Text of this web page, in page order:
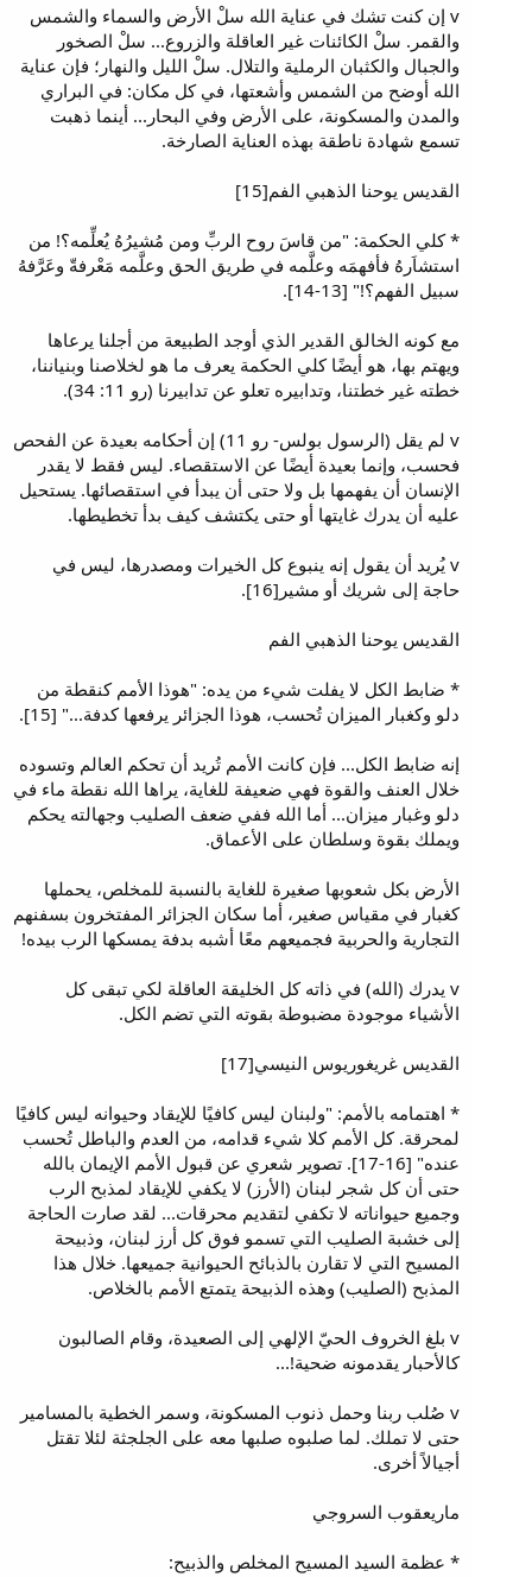
v إن كنت تشك في عناية الله سلْ الأرض والسماء والشمس
والقمر. سلْ الكائنات غير العاقلة والزروع... سلْ الصخور
والجبال والكثبان الرملية والتلال. سلْ الليل والنهار؛ فإن عناية
الله أوضح من الشمس وأشعتها، في كل مكان: في البراري
والمدن والمسكونة، على الأرض وفي البحار... أينما ذهبت
تسمع شهادة ناطقة بهذه العناية الصارخة.
القديس يوحنا الذهبي الفم[15]
* كلي الحكمة: "من قاسَ روح الربِّ ومن مُشيرُهُ يُعلِّمه؟! من
استشاَرهُ فأفهمَه وعلَّمه في طريق الحق وعلَّمه مَعْرفةّ وعَرَّفهُ
سبيل الفهم؟!" [13-14].
مع كونه الخالق القدير الذي أوجد الطبيعة من أجلنا يرعاها
ويهتم بها، هو أيضًا كلي الحكمة يعرف ما هو لخلاصنا وبنياننا،
خطته غير خطتنا، وتدابيره تعلو عن تدابيرنا (رو 11: 34).
v لم يقل (الرسول بولس- رو 11) إن أحكامه بعيدة عن الفحص
فحسب، وإنما بعيدة أيضًا عن الاستقصاء. ليس فقط لا يقدر
الإنسان أن يفهمها بل ولا حتى أن يبدأ في استقصائها. يستحيل
عليه أن يدرك غايتها أو حتى يكتشف كيف بدأ تخطيطها.
v يُريد أن يقول إنه ينبوع كل الخيرات ومصدرها، ليس في
حاجة إلى شريك أو مشير[16].
القديس يوحنا الذهبي الفم
* ضابط الكل لا يفلت شيء من يده: "هوذا الأمم كنقطة من
دلو وكغبار الميزان تُحسب، هوذا الجزائر يرفعها كدفة..." [15].
إنه ضابط الكل... فإن كانت الأمم تُريد أن تحكم العالم وتسوده
خلال العنف والقوة فهي ضعيفة للغاية، يراها الله نقطة ماء في
دلو وغبار ميزان... أما الله ففي ضعف الصليب وجهالته يحكم
ويملك بقوة وسلطان على الأعماق.
الأرض بكل شعوبها صغيرة للغاية بالنسبة للمخلص، يحملها
كغبار في مقياس صغير، أما سكان الجزائر المفتخرون بسفنهم
التجارية والحربية فجميعهم معًا أشبه بدفة يمسكها الرب بيده!
v يدرك (الله) في ذاته كل الخليقة العاقلة لكي تبقى كل
الأشياء موجودة مضبوطة بقوته التي تضم الكل.
القديس غريغوريوس النيسي[17]
* اهتمامه بالأمم: "ولبنان ليس كافيًا للإيقاد وحيوانه ليس كافيًا
لمحرقة. كل الأمم كلا شيء قدامه، من العدم والباطل تُحسب
عنده" [16-17]. تصوير شعري عن قبول الأمم الإيمان بالله
حتى أن كل شجر لبنان (الأرز) لا يكفي للإيقاد لمذبح الرب
وجميع حيواناته لا تكفي لتقديم محرقات... لقد صارت الحاجة
إلى خشبة الصليب التي تسمو فوق كل أرز لبنان، وذبيحة
المسيح التي لا تقارن بالذبائح الحيوانية جميعها. خلال هذا
المذبح (الصليب) وهذه الذبيحة يتمتع الأمم بالخلاص.
v بلغ الخروف الحيّ الإلهي إلى الصعيدة، وقام الصالبون
كالأحبار يقدمونه ضحية!...
v صُلب ربنا وحمل ذنوب المسكونة، وسمر الخطية بالمسامير
حتى لا تملك. لما صلبوه صلبها معه على الجلجثة لئلا تقتل
أجيالاً أخرى.
ماريعقوب السروجي
* عظمة السيد المسيح المخلص والذبيح: